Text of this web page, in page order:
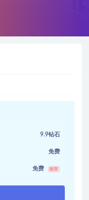
9.9钻石
免费
免费 推荐